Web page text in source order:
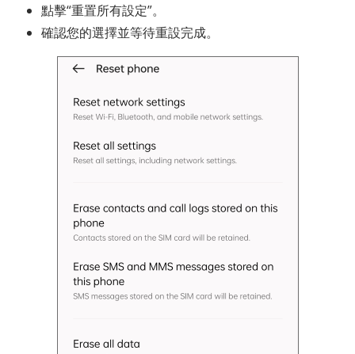
點擊“重置所有設定”。
確認您的選擇並等待重設完成。